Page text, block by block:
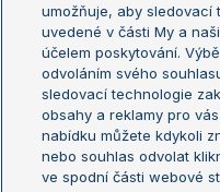
Sázkařský žebříček
Aktualní trendy
Fotbalové přestupy
umožňuje, aby sledovací
uvedené v části My a
účelem poskytování.
odvoláním svého
sledovací technologie
obsahy a reklamy pro
nabídku můžete kdykoli
nebo souhlas odvolat
ve spodní části webové